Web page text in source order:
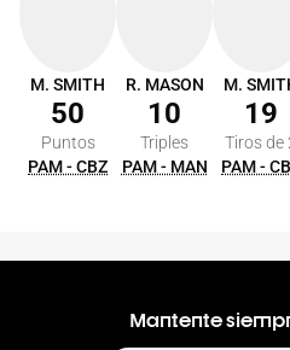
M. SMITH
50
Puntos
PAM - CBZ
R. MASON
10
Triples
PAM - MAN
M.
19
Tiros de
PAM -
Mantente